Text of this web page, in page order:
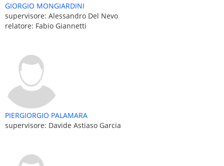
GIORGIO MONGIARDINI
supervisore: Alessandro Del Nevo
relatore: Fabio Giannetti
PIERGIORGIO PALAMARA
supervisore: Davide Astiaso Garcia